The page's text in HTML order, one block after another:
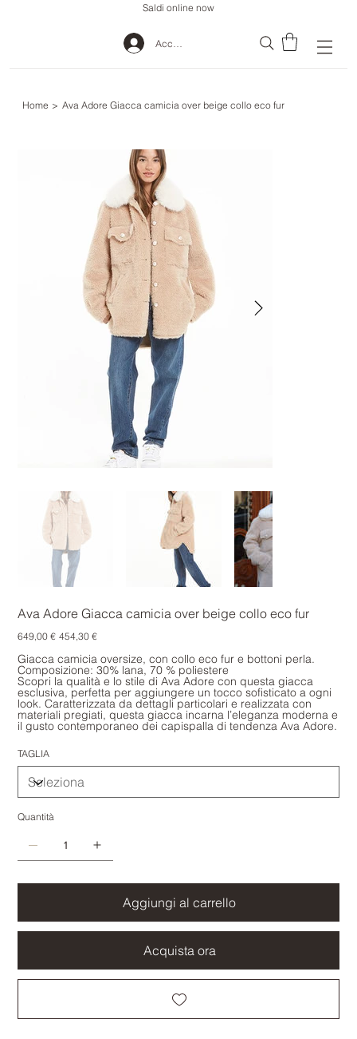
Saldi online now
Accedi
Home > Ava Adore Giacca camicia over beige collo eco fur
Ava Adore Giacca camicia over beige collo eco fur
Prezzo
originale
649,00 € Prezzo
scontato
454,30 €
Giacca camicia oversize, con collo eco fur e bottoni perla.
Composizione: 30% lana, 70 % poliestere
Scopri la qualità e lo stile di Ava Adore con questa giacca
esclusiva, perfetta per aggiungere un tocco sofisticato a ogni
look. Caratterizzata da dettagli particolari e realizzata con
materiali pregiati, questa giacca incarna l’eleganza moderna e
il gusto contemporaneo dei capispalla di tendenza Ava Adore.
TAGLIA
Quantità
Aggiungi al carrello
Acquista ora